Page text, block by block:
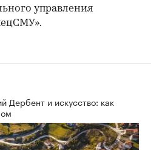
управления
Дербент и искусство: как